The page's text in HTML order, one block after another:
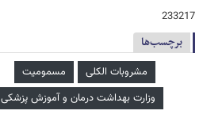
233217
برچسب‌ها
مشروبات الکلی
مسمومیت
وزارت بهداشت درمان و آموزش پزشکی